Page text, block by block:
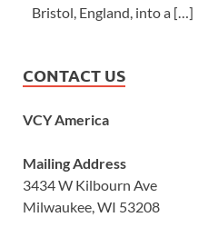
Bristol, England, into a […]
CONTACT US
VCY America
Mailing Address
3434 W Kilbourn Ave
Milwaukee, WI 53208